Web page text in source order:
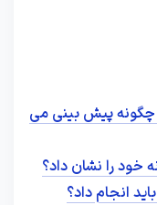
آینده ارز انجین توکن در سال 2022 چگونه پیش بینی می
انجام داد؟